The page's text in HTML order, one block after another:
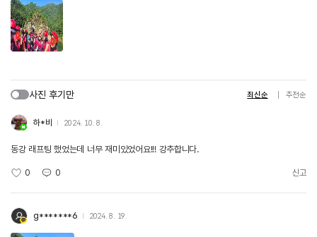
사진 후기만 최신순 추천순
하*비 2024. 10. 8.
동강 래프팅 했었는데 너무 재미있었어요!!! 강추합니다.
0 0 신고
g*******6 2024. 8. 19.